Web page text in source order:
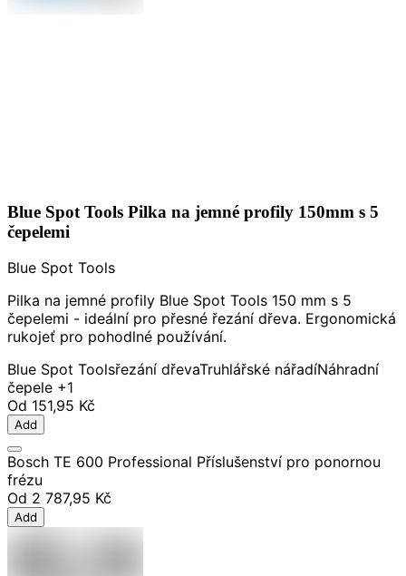
Blue Spot Tools Pilka na jemné profily 150mm s 5
čepelemi
Blue Spot Tools
Pilka na jemné profily Blue Spot Tools 150 mm s 5
čepelemi - ideální pro přesné řezání dřeva. Ergonomická
rukojeť pro pohodlné používání.
Blue Spot Toolsřezání dřevaTruhlářské nářadíNáhradní
čepele +1
Od 151,95 Kč
Add
Bosch TE 600 Professional Příslušenství pro ponornou
frézu
Od 2 787,95 Kč
Add